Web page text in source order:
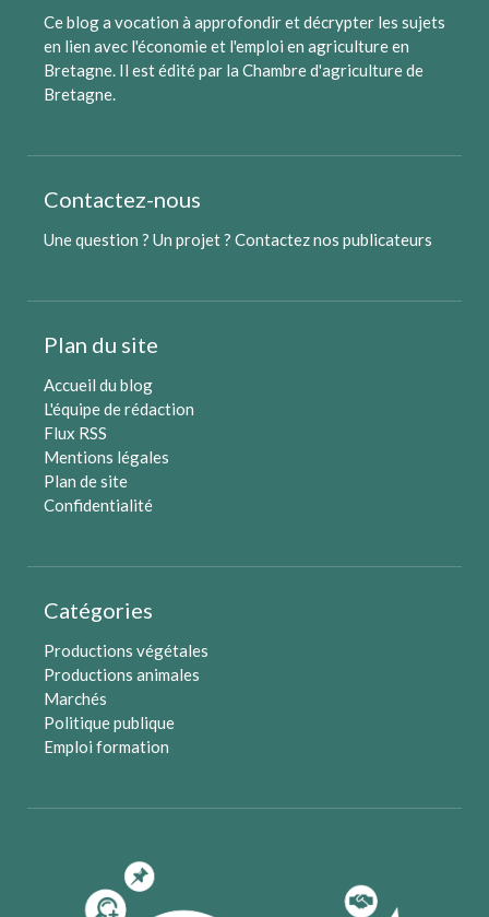
Ce blog a vocation à approfondir et décrypter les sujets
en lien avec l'économie et l'emploi en agriculture en
Bretagne. Il est édité par la Chambre d'agriculture de
Bretagne.
Contactez-nous
Une question ? Un projet ? Contactez nos publicateurs
Plan du site
Accueil du blog
L'équipe de rédaction
Flux RSS
Mentions légales
Plan de site
Confidentialité
Catégories
Productions végétales
Productions animales
Marchés
Politique publique
Emploi formation